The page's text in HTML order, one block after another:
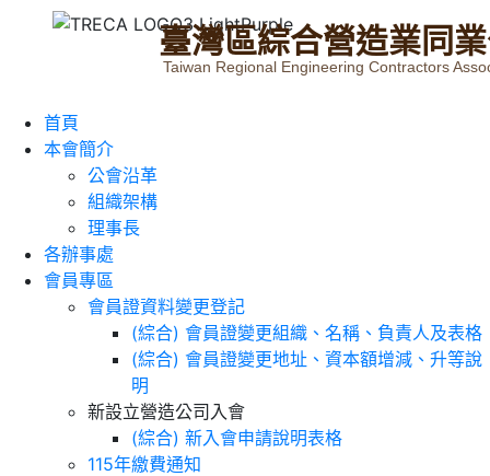
臺灣區綜合營造業同業
Taiwan Regional Engineering Contractors
首頁
本會簡介
公會沿革
組織架構
理事長
各辦事處
會員專區
會員證資料變更登記
(綜合) 會員證變更組織、名稱、負責人及表格
(綜合) 會員證變更地址、資本額增減、升等說
明
新設立營造公司入會
(綜合) 新入會申請說明表格
115年繳費通知